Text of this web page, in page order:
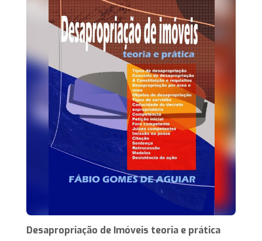
Desapropriação de Imóveis teoria e prática